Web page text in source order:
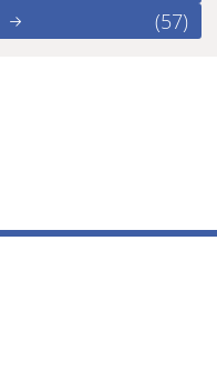
(57)